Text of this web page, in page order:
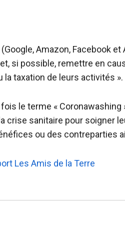
Amazon, Facebook et
si possible, remettre en
taxation de leurs activités ».
le terme « Coronawashing
crise sanitaire pour soigner
ou des contreparties
Les Amis de la Terre